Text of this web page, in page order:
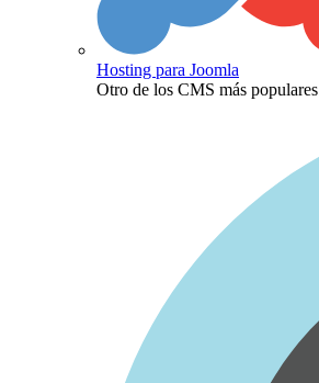
Hosting para Joomla
Otro de los CMS más populares